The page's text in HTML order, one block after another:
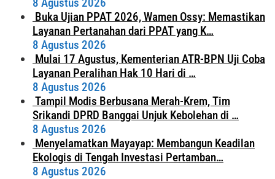
Buka Ujian PPAT 2026, Wamen Ossy: Memastikan
Layanan Pertanahan dari PPAT yang K…
8 Agustus 2026
Mulai 17 Agustus, Kementerian ATR-BPN Uji Coba
Layanan Peralihan Hak 10 Hari di …
8 Agustus 2026
Tampil Modis Berbusana Merah-Krem, Tim
Srikandi DPRD Banggai Unjuk Kebolehan di …
8 Agustus 2026
Menyelamatkan Mayayap: Membangun Keadilan
Ekologis di Tengah Investasi Pertamban…
8 Agustus 2026